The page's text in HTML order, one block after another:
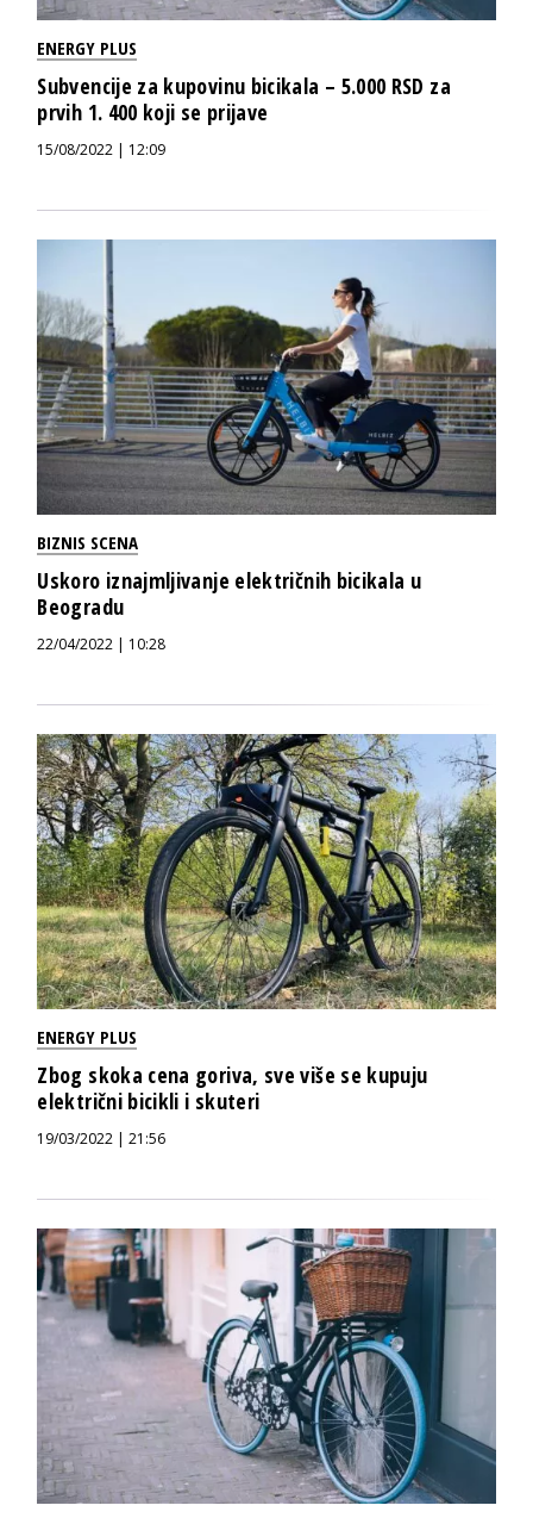
ENERGY PLUS
Subvencije za kupovinu bicikala – 5.000 RSD za
prvih 1. 400 koji se prijave
15/08/2022 | 12:09
BIZNIS SCENA
Uskoro iznajmljivanje električnih bicikala u
Beogradu
22/04/2022 | 10:28
ENERGY PLUS
Zbog skoka cena goriva, sve više se kupuju
električni bicikli i skuteri
19/03/2022 | 21:56